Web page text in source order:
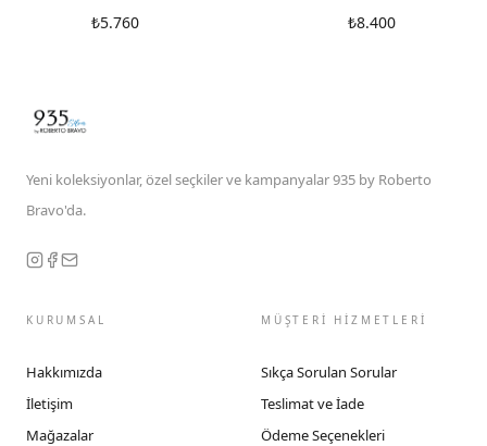
₺5.760 ₺8.400
Yeni koleksiyonlar, özel seçkiler ve kampanyalar 935 by Roberto
Bravo'da.
KURUMSAL
Hakkımızda
İletişim
Mağazalar
MÜŞTERİ HİZMETLERİ
Sıkça Sorulan Sorular
Teslimat ve İade
Ödeme Seçenekleri